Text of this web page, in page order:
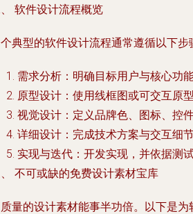
软件设计流程概览
典型的软件设计流程通常遵循以下步
需求分析 ：明确目标用户与核心功能
原型设计 ：使用线框图或可交互原
视觉设计 ：定义品牌色、图标、控
详细设计 ：完成技术方案与交互细节
实现与迭代 ：开发实现，并依据测
不可或缺的免费设计素材宝库
量的设计素材能事半功倍。以下是